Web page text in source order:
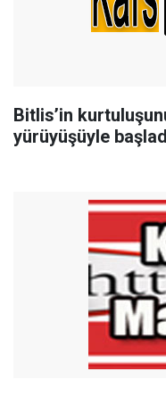
Bitlis’in
yürüyüşüyle